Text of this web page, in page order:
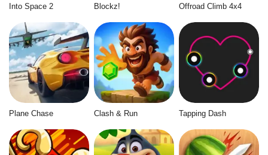
Into Space 2 Blockz! Offroad Climb 4x4
Plane Chase Clash & Run Tapping Dash